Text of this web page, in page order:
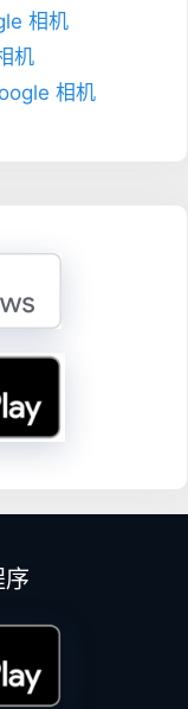
相机
机
相机